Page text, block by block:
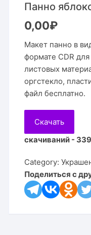
Панно
0,00₽
Макет панно в
формате CDR
листовых
оргстекло,
файл бесплатно.
Скачать
скачиваний - 339
Category:
Поделиться с